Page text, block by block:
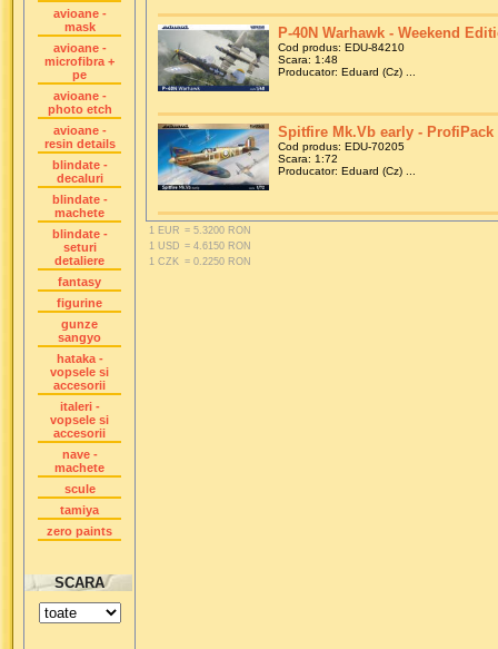
avioane -
mask
avioane -
microfibra +
pe
avioane -
photo etch
avioane -
resin details
blindate -
decaluri
blindate -
machete
blindate -
seturi
detaliere
fantasy
figurine
gunze
sangyo
hataka -
vopsele si
accesorii
italeri -
vopsele si
accesorii
nave -
machete
scule
tamiya
zero paints
SCARA
P-40N Warhawk - Weekend
Cod produs: EDU-84210
Scara: 1:48
Producator: Eduard (Cz) ...
Spitfire Mk.Vb early - ProfiPack
Cod produs: EDU-70205
Scara: 1:72
Producator: Eduard (Cz) ...
1 EUR = 5.3200 RON
1 USD = 4.6150 RON
1 CZK = 0.2250 RON